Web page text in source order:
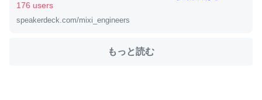
とかSpotifyを支払う孝行もできる。一生で親と会える残
176 users
speakerdeck.com/mixi_engineers
もっと読む